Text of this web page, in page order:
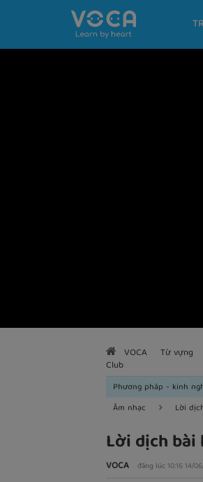
VOCA Từ vựng
Club
Phương pháp - kinh
Âm nhạc
Lời
Lời dịch bài
VOCA đăng lúc 10:16 14/